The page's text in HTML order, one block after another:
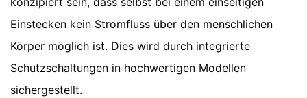
Einstecken kein Stromfluss über den menschlichen
Körper möglich ist. Dies wird durch integrierte
Schutzschaltungen in hochwertigen Modellen
sichergestellt.